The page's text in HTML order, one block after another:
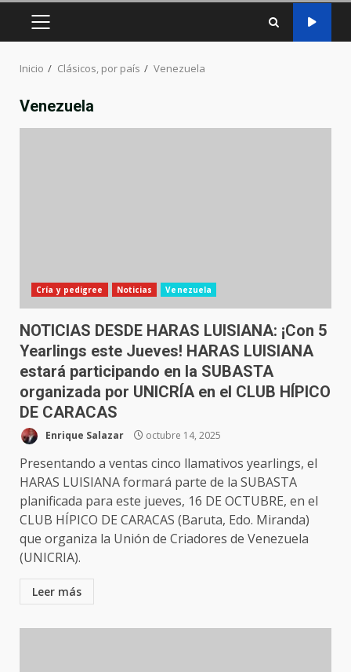
MENÚ
Inicio Clásicos, por país Venezuela
Venezuela
Cría y pedigree Noticias Venezuela
NOTICIAS DESDE HARAS LUISIANA: ¡Con 5
Yearlings este Jueves! HARAS LUISIANA
estará participando en la SUBASTA
organizada por UNICRÍA en el CLUB HÍPICO
DE CARACAS
Enrique Salazar octubre 14, 2025
Presentando a ventas cinco llamativos yearlings, el
HARAS LUISIANA formará parte de la SUBASTA
planificada para este jueves, 16 DE OCTUBRE, en el
CLUB HÍPICO DE CARACAS (Baruta, Edo. Miranda)
que organiza la Unión de Criadores de Venezuela
(UNICRIA).
Leer más